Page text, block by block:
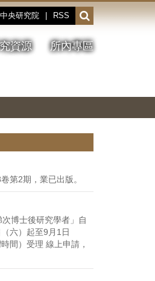
中央研究院 RSS
開
啟
或
收
資源 所內專區
停、
圖
圖
結
第2期，業已出版。
博士後研究學者」自
六）起至9月1日
間）受理 線上申請，